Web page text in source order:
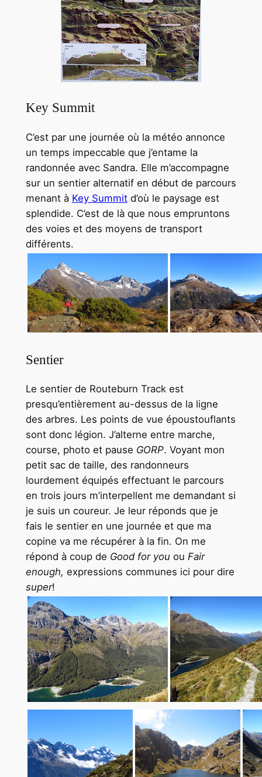
Key Summit
C’est par une journée où la météo annonce
un temps impeccable que j’entame la
randonnée avec Sandra. Elle m’accompagne
sur un sentier alternatif en début de parcours
menant à Key Summitd’où le paysage est
splendide. C’est de là que nous empruntons
des voies et des moyens de transport
différents.
Sentier
Le sentier de Routeburn Track est
presqu’entièrement au-dessus de la ligne
des arbres. Les points de vue époustouflants
sont donc légion. J’alterne entre marche,
course, photo et pause GORP. Voyant mon
petit sac de taille, des randonneurs
lourdement équipés effectuant le parcours
en trois jours m’interpellent me demandant si
je suis un coureur. Je leur réponds que je
fais le sentier en une journée et que ma
copine va me récupérer à la fin. On me
répond à coup de Good for you ou Fair
enough, expressions communes ici pour dire
super!